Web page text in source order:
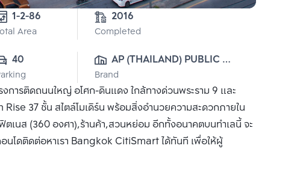
1-2-86
Area
2016
Completed
40
AP (THAILAND) PUBLIC
CO., LTD.
Brand
งการติดถนนใหญ่ อโศก-ดินแดง ใกล้ทางด่วนพระราม 9 และ
37 ชั้น สไตล์โมเดิร์น พร้อมสิ่งอำนวยความสะดวกภายใน
เนส (360 องศา),ร้านค้า,สวนหย่อม อีกทั้งอนาคตบนทำเลนี้ จะ
นโดติดต่อหาเรา Bangkok CitiSmart ได้ทันที เพื่อให้ผู้